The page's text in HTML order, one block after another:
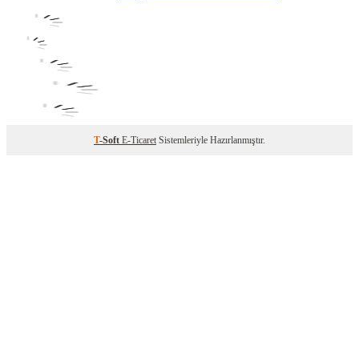
T-Soft E-Ticaret Sistemleriyle Hazırlanmıştır.